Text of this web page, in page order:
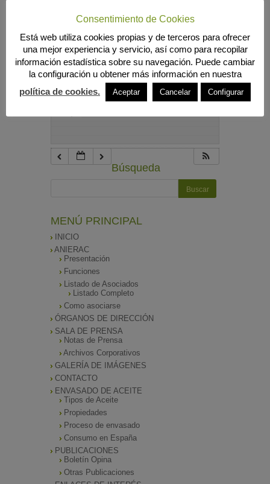
9:00 pm
10:00 pm
Búsqueda
MENÚ PRINCIPAL
INICIO
ANIERAC
Presentación
Funciones
Listado de Asociados
Listado Completo
Como asociarse
ÓRGANOS DE DIRECCIÓN
SALA DE PRENSA
Notas de Prensa
Archivos Corporativos
GALERÍA DE IMÁGENES
CONTACTO
ENVASADO DE ACEITE
Tipos de Aceite
Propiedades
Proceso de envasado
Consumo en España
PUBLICACIONES
Boletín Opina
Otras Publicaciones
Consentimiento de Cookies
Está web utiliza cookies propias y de terceros para ofrecer
una mejor experiencia y servicio, así como para recopilar
información estadística sobre su navegación. Puede cambiar
la configuración u obtener más información en nuestra
política de cookies.
Aceptar Cancelar Configurar